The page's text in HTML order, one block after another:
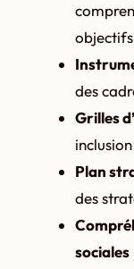
des
Grilles
Plan
des
sociales